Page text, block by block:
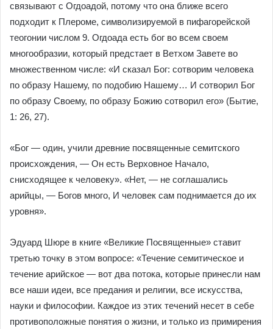
связывают с Огдоадой, потому что она ближе всего
подходит к Плероме, символизируемой в пифагорейской
теогонии числом 9. Огдоада есть бог во всем своем
многообразии, который предстает в Ветхом Завете во
множественном числе: «И сказал Бог: сотворим человека
по образу Нашему, по подобию Нашему… И сотворил Бог
по образу Своему, по образу Божию сотворил его» (Бытие,
1: 26, 27).
«Бог — один, учили древние посвященные семитского
происхождения, — Он есть Верховное Начало,
снисходящее к человеку». «Нет, — не соглашались
арийцы, — Богов много, И человек сам поднимается до их
уровня».
Эдуард Шюре в книге «Великие Посвященные» ставит
третью точку в этом вопросе: «Течение семитическое и
течение арийское — вот два потока, которые принесли нам
все наши идеи, все предания и религии, все искусства,
науки и философии. Каждое из этих течений несет в себе
противоположные понятия о жизни, и только из примирения